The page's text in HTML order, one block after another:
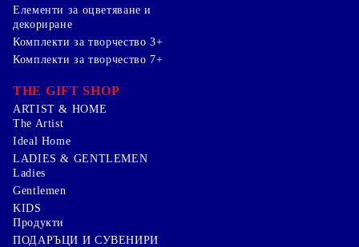
Елементи за оцветяване и
декориране
Комплекти за творчество 3+
Комплекти за творчество 7+
THE GIFT SHOP
ARTIST & HOME
The Artist
Ideal Home
LADIES & GENTLEMEN
Ladies
Gentlemen
KIDS
Продукти
ПОДАРЪЦИ И СУВЕНИРИ